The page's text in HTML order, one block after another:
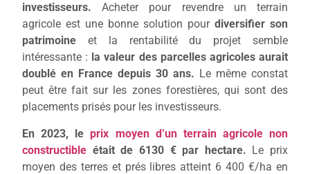
investisseurs.Acheter pour revendre un terrain
agricole est une bonne solution pour diversifier son
patrimoine et la rentabilité du projet semble
intéressante : la valeur des parcelles agricoles aurait
doubléen France depuis 30 ans. Le même constat
peut être fait sur les zones forestières, qui sont des
placements prisés pour les investisseurs.
En 2023, leprix moyen d’un terrain agricole non
constructible était de 6130 € par hectare. Le prix
moyen des terres et prés libres atteint 6 400 €/ha en